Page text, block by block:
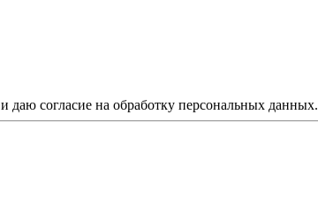
и даю согласие на обработку персональных данных.